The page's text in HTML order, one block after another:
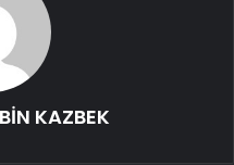
KAZBEK